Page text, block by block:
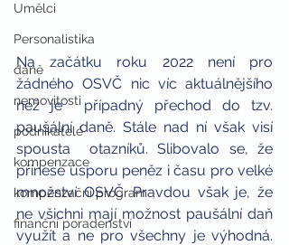
Umělci
Personalistika
daně
nemovitosti
podnikatelé
kompenzace
kompenzační program
finanční poradenství
Na začátku roku 2022 není pro
žádného OSVČ nic víc aktuálnějšího
než je  případný přechod do tzv.
paušální daně. Stále nad ní však visí
spousta  otazníků. Slibovalo se, že
přinese úsporu peněz i času pro velké
množství OSVČ. Pravdou však je, že
ne všichni mají možnost paušální daň
využít a ne pro všechny je výhodná.